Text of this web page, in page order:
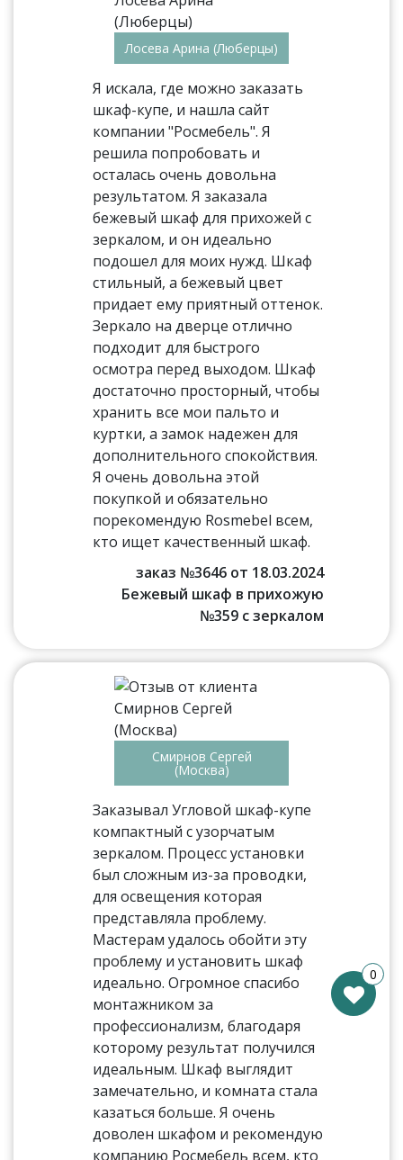
Лосева Арина (Люберцы)
Я искала, где можно заказать
шкаф-купе, и нашла сайт
компании "Росмебель". Я
решила попробовать и
осталась очень довольна
результатом. Я заказала
бежевый шкаф для прихожей с
зеркалом, и он идеально
подошел для моих нужд. Шкаф
стильный, а бежевый цвет
придает ему приятный оттенок.
Зеркало на дверце отлично
подходит для быстрого
осмотра перед выходом. Шкаф
достаточно просторный, чтобы
хранить все мои пальто и
куртки, а замок надежен для
дополнительного спокойствия.
Я очень довольна этой
покупкой и обязательно
порекомендую Rosmebel всем,
кто ищет качественный шкаф.
заказ №3646 от 18.03.2024
Бежевый шкаф в прихожую
№359 с зеркалом
Смирнов Сергей
(Москва)
Заказывал Угловой шкаф-купе
компактный с узорчатым
зеркалом. Процесс установки
был сложным из-за проводки,
для освещения которая
представляла проблему.
Мастерам удалось обойти эту
проблему и установить шкаф
идеально. Огромное спасибо
монтажником за
профессионализм, благодаря
которому результат получился
идеальным. Шкаф выглядит
замечательно, и комната стала
казаться больше. Я очень
доволен шкафом и рекомендую
компанию Росмебель всем, кто
0